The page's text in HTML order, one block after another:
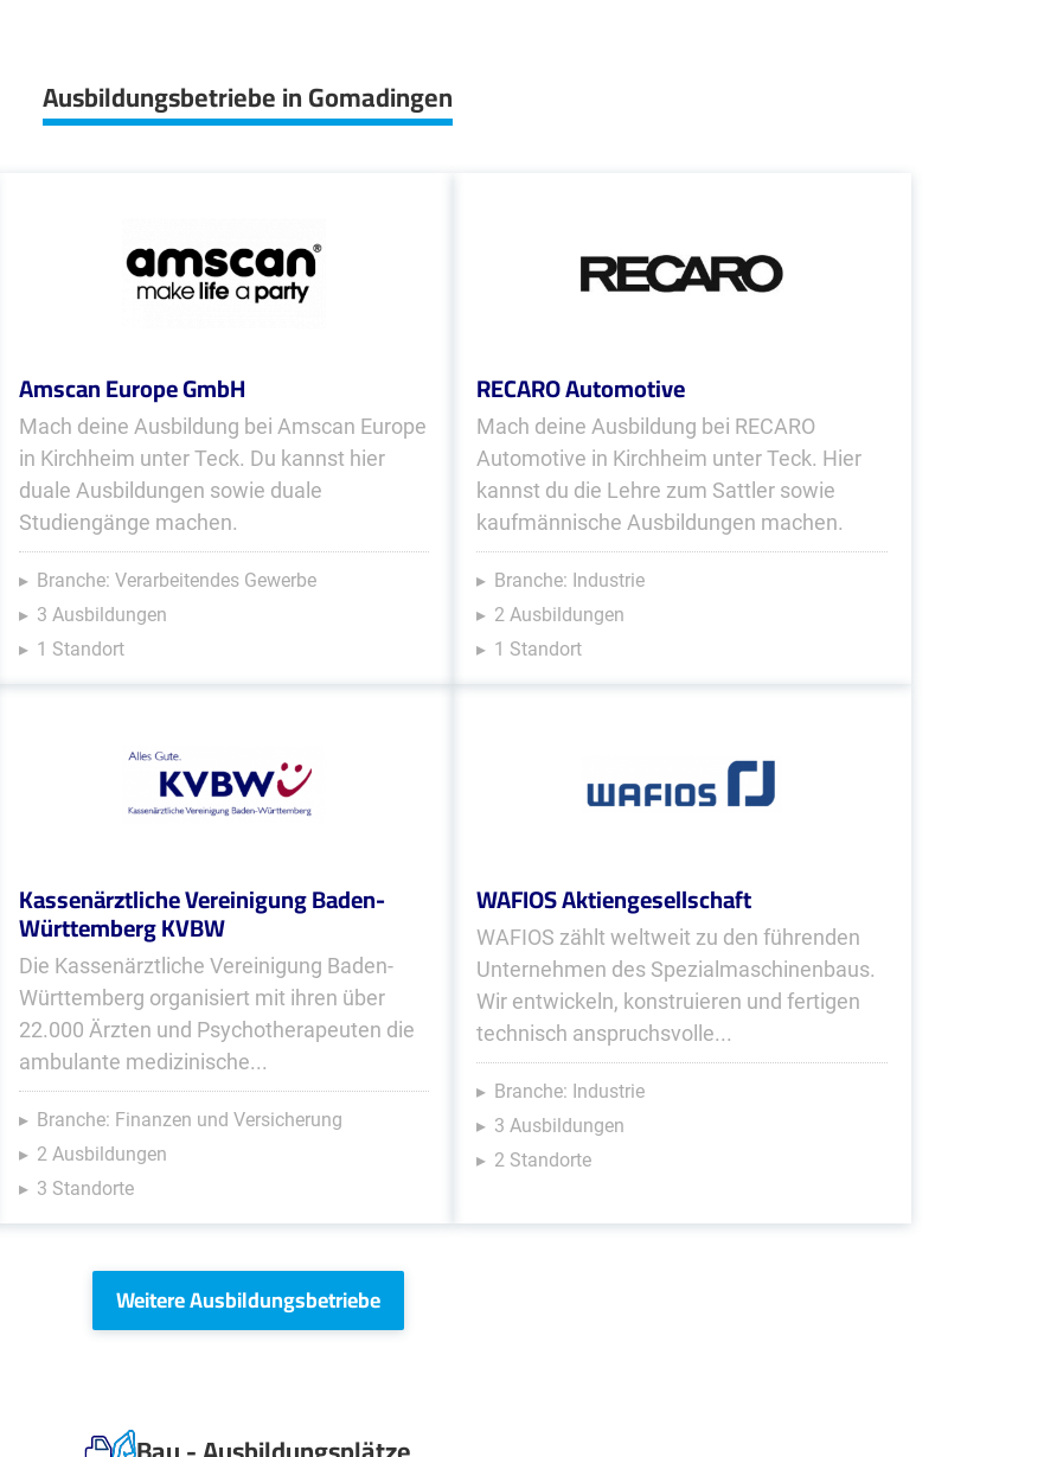
Ausbildungsbetriebe in Gomadingen
Amscan Europe GmbH
Mach deine Ausbildung bei Amscan Europe
in Kirchheim unter Teck. Du kannst hier
duale Ausbildungen sowie duale
Studiengänge machen.
Branche: Verarbeitendes Gewerbe
3 Ausbildungen
1 Standort
RECARO Automotive
Mach deine Ausbildung bei RECARO
Automotive in Kirchheim unter Teck. Hier
kannst du die Lehre zum Sattler sowie
kaufmännische Ausbildungen machen.
Branche: Industrie
2 Ausbildungen
1 Standort
Kassenärztliche Vereinigung Baden-
Württemberg KVBW
Die Kassenärztliche Vereinigung Baden-
Württemberg organisiert mit ihren über
22.000 Ärzten und Psychotherapeuten die
ambulante medizinische...
Branche: Finanzen und Versicherung
2 Ausbildungen
3 Standorte
WAFIOS Aktiengesellschaft
WAFIOS zählt weltweit zu den führenden
Unternehmen des Spezialmaschinenbaus.
Wir entwickeln, konstruieren und fertigen
technisch anspruchsvolle...
Branche: Industrie
3 Ausbildungen
2 Standorte
Weitere Ausbildungsbetriebe